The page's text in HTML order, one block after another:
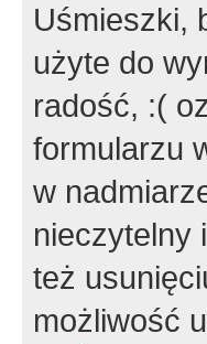
Uśmieszki,
użyte do
radość, :(
formularzu
w
nieczytelny
też
możliwość